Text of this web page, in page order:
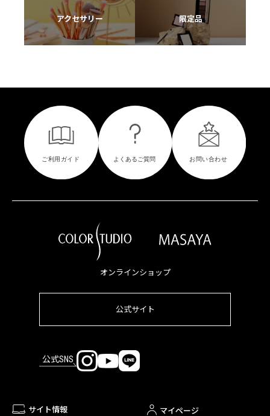
アクセサリー 限定品
オンラインショップ
公式サイト
公式SNS
サイト情報 マイページ